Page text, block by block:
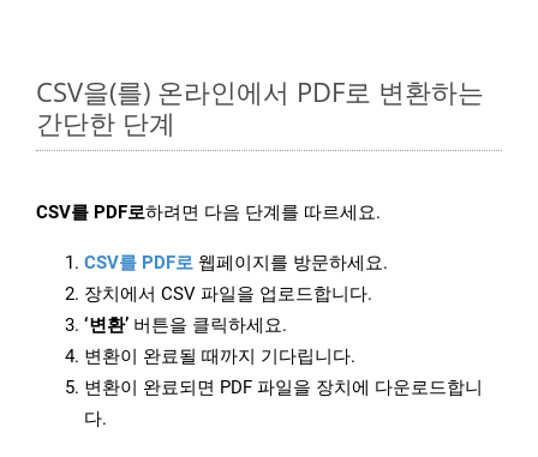
CSV을(를) 온라인에서 PDF로 변환하는
간단한 단계
CSV를 PDF로하려면 다음 단계를 따르세요.
CSV를 PDF로 웹페이지를 방문하세요.
장치에서 CSV 파일을 업로드합니다.
‘변환’ 버튼을 클릭하세요.
변환이 완료될 때까지 기다립니다.
변환이 완료되면 PDF 파일을 장치에 다운로드합니
다.